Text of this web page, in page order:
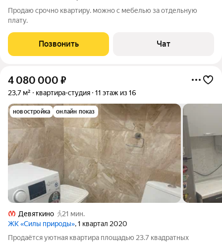
Продаю срочно квартиру. можно с мебелью за отдельную
плату.
Позвонить Чат
4 080 000 ₽
23,7 м² квартира-студия 11 этаж из 16
новостройка онлайн показ
Девяткино
21 мин.
ЖК «Силы природы», 1 квартал 2020
Продаётся уютная квартира площадью 23.7 квадратных